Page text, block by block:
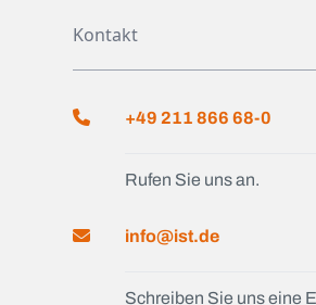
Kontakt
+49 211 866 68-0
Rufen Sie uns an.
info@ist.de
Schreiben Sie uns eine